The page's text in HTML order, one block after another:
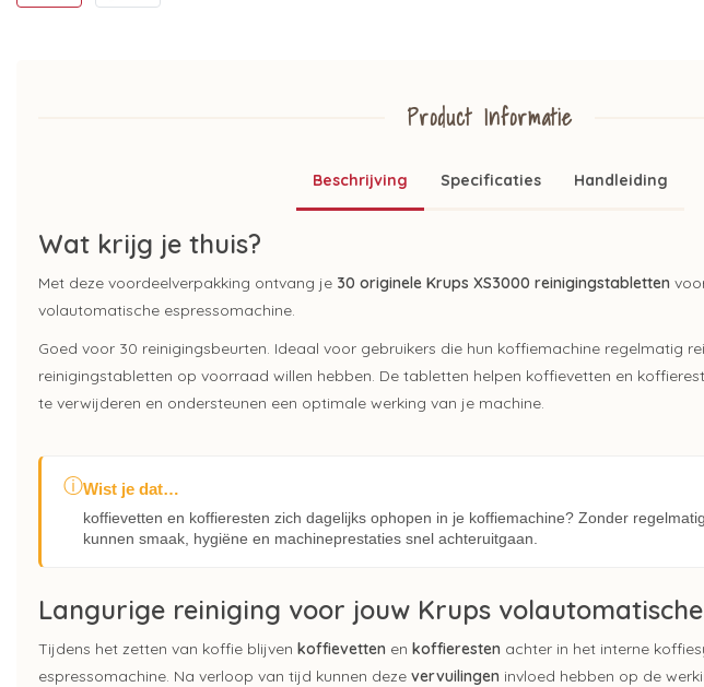
Product Informatie
Beschrijving Specificaties Handleiding
Wat krijg je thuis?
Met deze voordeelverpakking ontvang je 30 originele Krups XS3000 reinigingstabletten
volautomatische espressomachine.
Goed voor 30 reinigingsbeurten. Ideaal voor gebruikers die hun koffiemachine regelmatig
reinigingstabletten op voorraad willen hebben. De tabletten helpen koffievetten en
te verwijderen en ondersteunen een optimale werking van je machine.
ⓘWist je dat…
koffievetten en koffieresten zich dagelijks ophopen in je koffiemachine? Zonder
kunnen smaak, hygiëne en machineprestaties snel achteruitgaan.
Langurige reiniging voor jouw Krups
Tijdens het zetten van koffie blijven koffievetten en koffieresten achter in het interne
espressomachine. Na verloop van tijd kunnen deze vervuilingen invloed hebben op de